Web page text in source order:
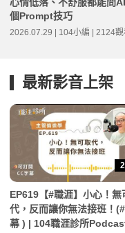
個Prompt技巧
2026.07.29 | 104小編 | 2124
最新影音上架
EP619【#職涯】小心！無
代，反而讓你無法接班！
幕 ) | 104職涯診所